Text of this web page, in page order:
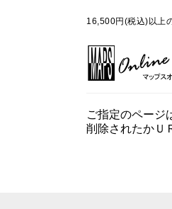
16,500円(税込)以上
ご指定のページ
削除されたかＵ